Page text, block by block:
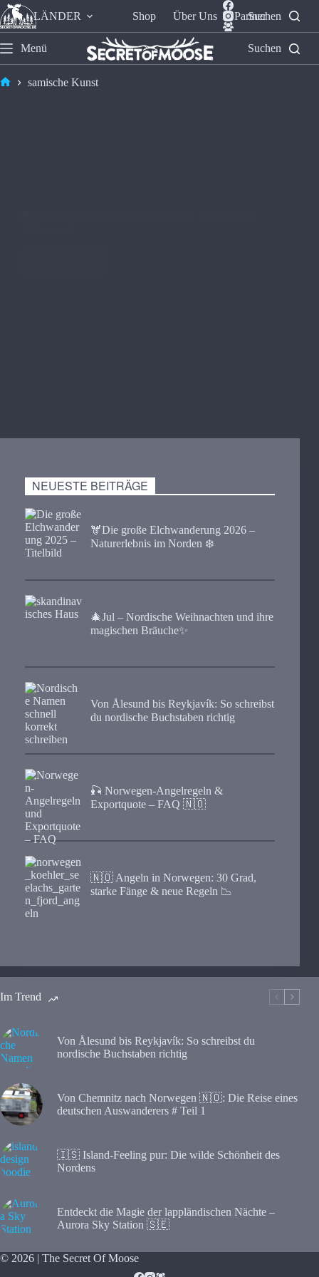
LÄNDER Shop Über Uns Partner
Suchen
Menü Suchen
samische Kunst
NEUESTE BEITRÄGE
🫎​Die große Elchwanderung 2026 –
Naturerlebnis im Norden ❄️
🎄Jul – Nordische Weihnachten und ihre
magischen Bräuche✨
Von Ålesund bis Reykjavík: So schreibst
du nordische Buchstaben richtig
🎣 Norwegen-Angelregeln &
Exportquote – FAQ 🇳🇴
🇳🇴 Angeln in Norwegen: 30 Grad,
starke Fänge & neue Regeln 📉
Im Trend
Von Ålesund bis Reykjavík: So schreibst du
nordische Buchstaben richtig
Von Chemnitz nach Norwegen 🇳🇴: Die Reise eines
deutschen Auswanderers # Teil 1
🇮🇸 Island-Feeling pur: Die wilde Schönheit des
Nordens
Entdeckt die Magie der lappländischen Nächte –
Aurora Sky Station 🇸🇪
© 2026 | The Secret Of Moose